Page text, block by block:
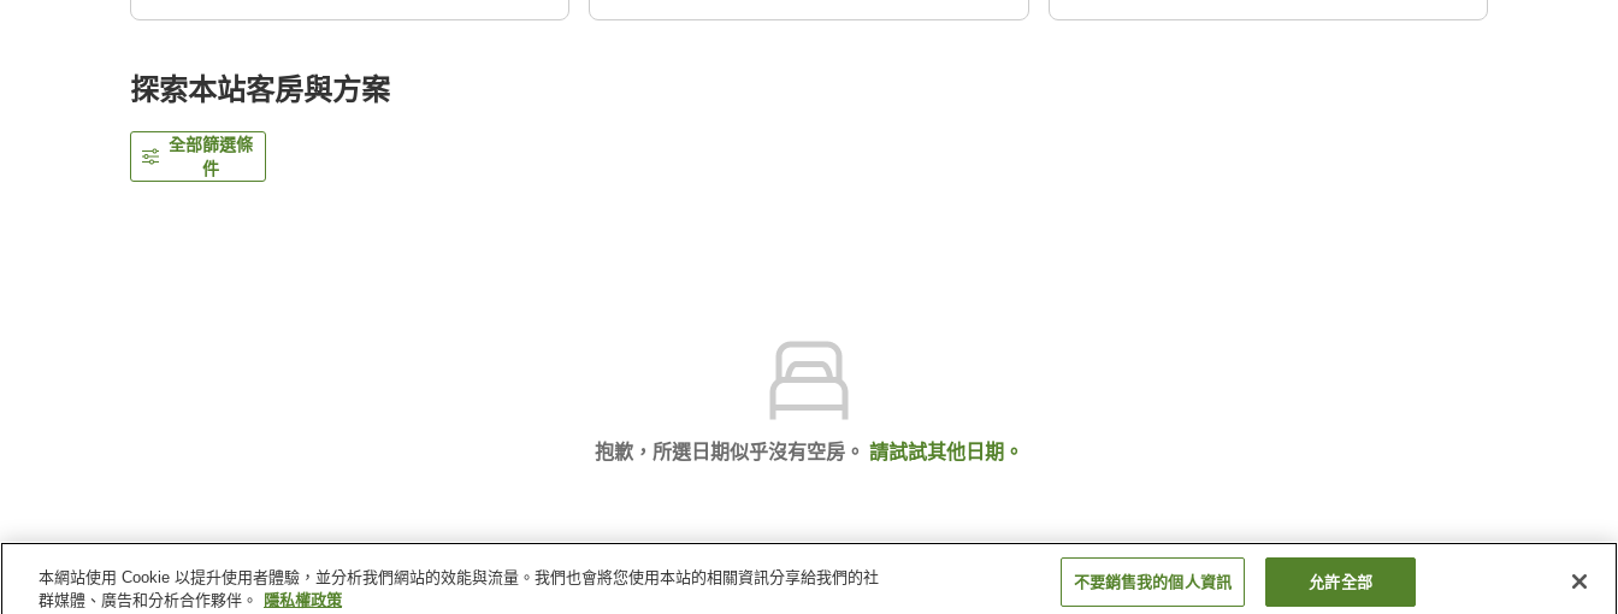
探索本站客房與方案
全部篩選條
件
抱歉，所選日期似乎沒有空房。 請試試其他日期。
首頁 日本 東京 中央區
本網站使用 Cookie 以提升使用者體驗，並分析我們網站的效能與流量。我們也會將您使用本站的相關資訊分享給我們的社
群媒體、廣告和分析合作夥伴。
隱私權政策
不要銷售我的個人資訊 允許全部